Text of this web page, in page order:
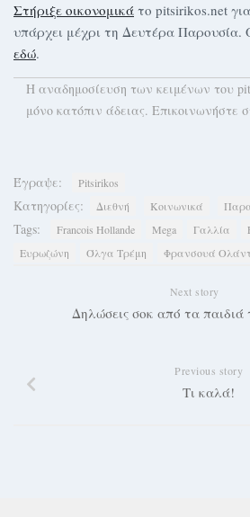
Στήριξε οικονομικά το pitsirikos.net
υπάρχει μέχρι τη Δευτέρα Παρουσία.
εδώ.
H αναδημοσίευση των κειμένων του
μόνο κατόπιν άδειας. Επικοινωνήστε
Έγραψε: Pitsirikos
Κατηγορίες: Διεθνή Κοινωνικά
Tags: Francois Hollande Mega Γαλλία
Ευρωζώνη
Όλγα Τρέμη Φρανσουά Ολάντ
Next story
Δηλώσεις σοκ από τα παιδιά
Previous story
Τι καλά!